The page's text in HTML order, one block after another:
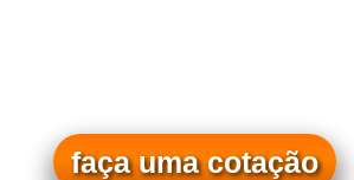
faça uma cotação